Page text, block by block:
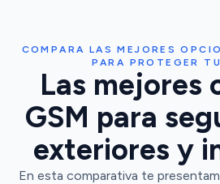
COMPARA LAS MEJORES
PARA PROTEGER
Las mejores
GSM para
exteriores y
En esta comparativa te